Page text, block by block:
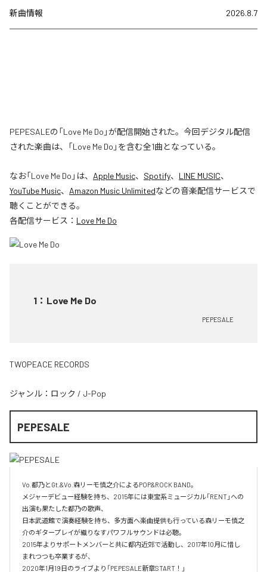
新曲情報 2026.8.7
PEPESALEの「Love Me Do」が配信開始された。今回デジタル配信
された楽曲は、「Love Me Do」を含む全1曲となっている。
なお「Love Me Do 」は、 Apple Music、 Spotify、 LINE MUSIC、
YouTube Music、 Amazon Music Unlimitedなどの音楽配信サービスで
聴くことができる。
各配信サービス： Love Me Do
1 ： Love Me Do
PEPESALE
TWOPEACE RECORDS
ジャンル： ロック / J-Pop
PEPESALE
Vo.都乃とGt.&Vo.森リーモ慎之介によるPOP&ROCK BAND。
メジャーデビュー経験を持ち、2015年には東宝系ミュージカル「RENT」への
出演も果たした都乃の歌声、
日本武道館で演奏経験を持ち、多方面へ楽曲提供も行っている森リーモ慎之
介のギタープレイが織りなすパワフルサウンドは必聴。
2015年よりサポートメンバーと共に都内近郊で活動し、2017年10月に惜し
まれつつも卒業するが、
2020年1月19日のライブより「PEPESALE新章START！」